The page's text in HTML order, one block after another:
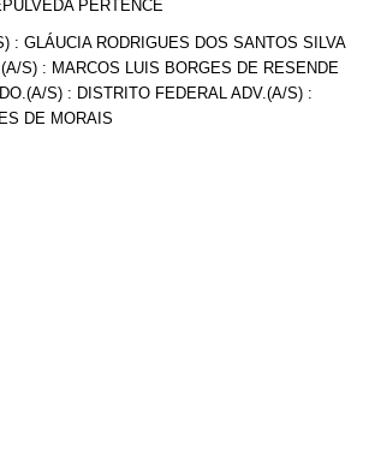
PERTENCE
: GLÁUCIA RODRIGUES DOS SANTOS SILVA
S) : MARCOS LUIS BORGES DE RESENDE
S) : DISTRITO FEDERAL ADV.(A/S) :
DE MORAIS